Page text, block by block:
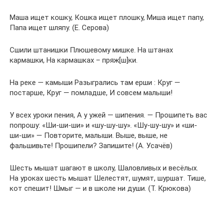
Маша ищет кошку, Кошка ищет плошку, Миша ищет папу,
Папа ищет шляпу. (Е. Серова)
Сшили штанишки Плюшевому мишке. На штанах
кармашки, На кармашках – пряж[ш]ки.
На реке — камыши Разыгрались там ерши : Круг —
постарше, Круг — помладше, И совсем малыши!
У всех уроки пения, А у ужей — шипения. — Прошипеть вас
попрошу: «Ши-ши-ши» и «шу-шу-шу». «Шу-шу-шу» и «ши-
ши-ши» — Повторите, малыши. Выше, выше, не
фальшивьте! Прошипели? Запишите! (А. Усачёв)
Шесть мышат шагают в школу, Шаловливых и весёлых.
На уроках шесть мышат Шелестят, шумят, шуршат. Тише,
кот спешит! Шмыг — и в школе ни души. (Т. Крюкова)